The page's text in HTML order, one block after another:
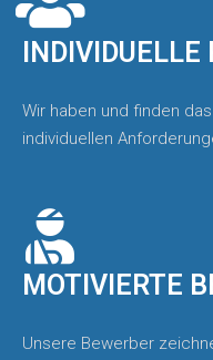
Wir haben und finden
individuellen
MOTIVIERTE
Unsere Bewerber